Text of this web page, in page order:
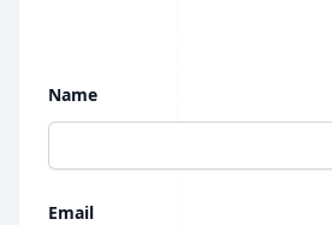
Name
Email